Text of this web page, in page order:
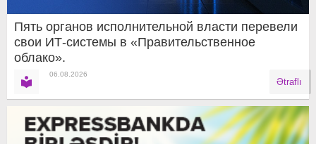
Пять органов исполнительной власти перевели
свои ИТ-системы в «Правительственное
облако».
06.08.2026
Ətraflı